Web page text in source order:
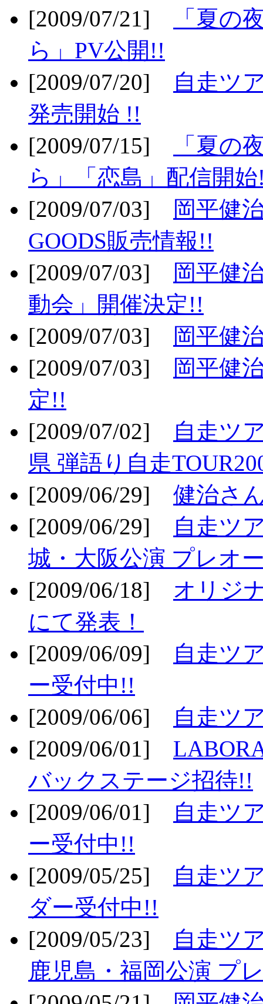
[2009/07/21]
「夏の
ら」PV公開!!
[2009/07/20]
自走ツ
発売開始 !!
[2009/07/15]
「夏の
ら」「恋島」配信開
[2009/07/03]
岡平健
GOODS販売情報!!
[2009/07/03]
岡平健
動会」開催決定!!
[2009/07/03]
岡平健
[2009/07/03]
岡平健
定!!
[2009/07/02]
自走ツ
県 弾語り自走
[2009/06/29] 健治さ
[2009/06/29]
自走ツ
城・大阪公演 プレオ
[2009/06/18] オリジ
にて発表！
[2009/06/09]
自走ツ
ー受付中!!
[2009/06/06]
自走ツ
[2009/06/01]
バックステージ招待!!
[2009/06/01]
自走ツ
ー受付中!!
[2009/05/25]
自走ツ
ダー受付中!!
[2009/05/23]
自走ツ
鹿児島・福岡公演 プ